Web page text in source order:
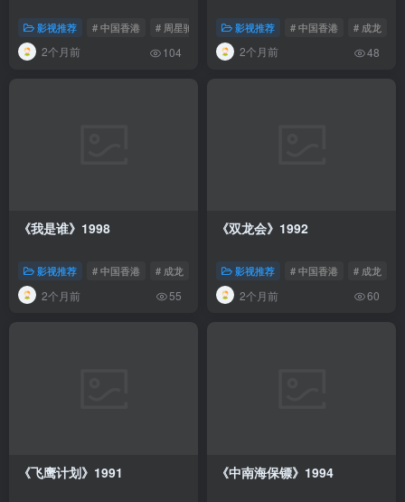
影视推荐 # 中国香港 # 周星驰
2个月前 104
影视推荐 # 中国香港 # 成龙
2个月前 48
《我是谁》1998
影视推荐 # 中国香港 # 成龙
2个月前 55
《双龙会》1992
影视推荐 # 中国香港 # 成龙
2个月前 60
《飞鹰计划》1991 《中南海保镖》1994